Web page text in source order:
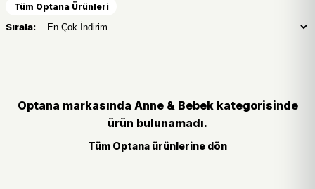
Tüm Optana Ürünleri
Sırala:
Optana markasında Anne & Bebek kategorisinde
ürün bulunamadı.
Tüm Optana ürünlerine dön